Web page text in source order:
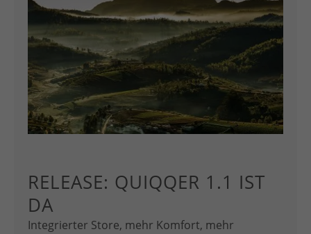
RELEASE: QUIQQER 1.1 IST
DA
Integrierter Store, mehr Komfort, mehr